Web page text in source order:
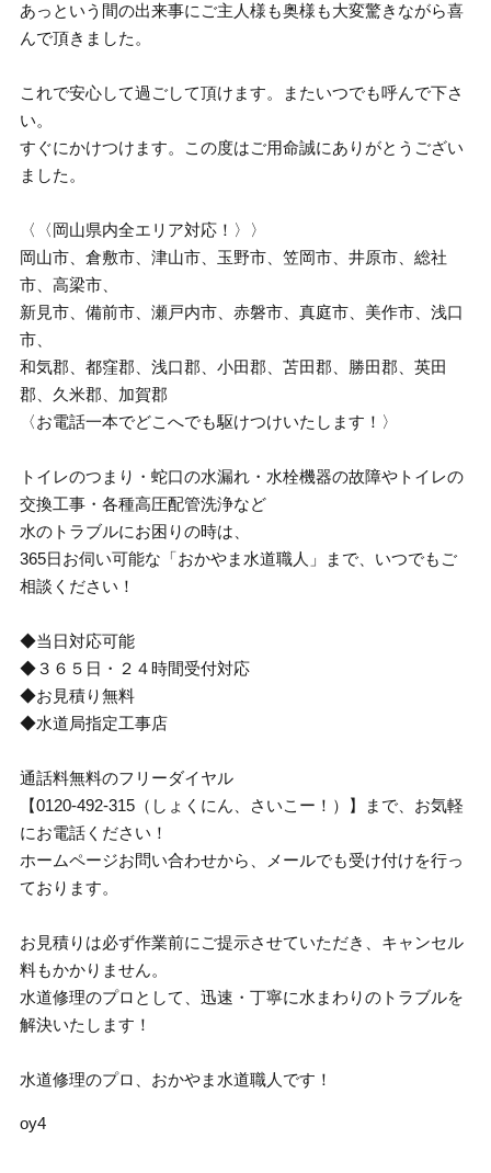
あっという間の出来事にご主人様も奥様も大変驚きながら喜
んで頂きました。
これで安心して過ごして頂けます。またいつでも呼んで下さ
い。
すぐにかけつけます。この度はご用命誠にありがとうござい
ました。
〈〈岡山県内全エリア対応！〉〉
岡山市、倉敷市、津山市、玉野市、笠岡市、井原市、総社
市、高梁市、
新見市、備前市、瀬戸内市、赤磐市、真庭市、美作市、浅口
市、
和気郡、都窪郡、浅口郡、小田郡、苫田郡、勝田郡、英田
郡、久米郡、加賀郡
〈お電話一本でどこへでも駆けつけいたします！〉
トイレのつまり・蛇口の水漏れ・水栓機器の故障やトイレの
交換工事・各種高圧配管洗浄など
水のトラブルにお困りの時は、
365日お伺い可能な「おかやま水道職人」まで、いつでもご
相談ください！
◆当日対応可能
◆３６５日・２４時間受付対応
◆お見積り無料
◆水道局指定工事店
通話料無料のフリーダイヤル
【0120-492-315（しょくにん、さいこー！）】まで、お気軽
にお電話ください！
ホームページお問い合わせから、メールでも受け付けを行っ
ております。
お見積りは必ず作業前にご提示させていただき、キャンセル
料もかかりません。
水道修理のプロとして、迅速・丁寧に水まわりのトラブルを
解決いたします！
水道修理のプロ、おかやま水道職人です！
oy4